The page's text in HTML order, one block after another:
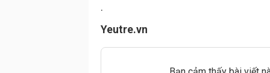
.
Yeutre.vn